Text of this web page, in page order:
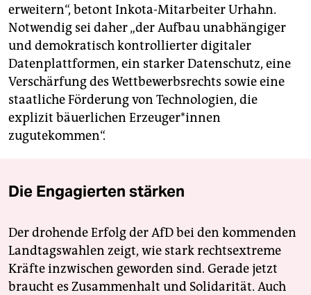
erweitern“, betont Inkota-Mitarbeiter Urhahn.
Notwendig sei daher „der Aufbau unabhängiger
und demokratisch kontrollierter digitaler
Datenplattformen, ein starker Datenschutz, eine
Verschärfung des Wettbewerbsrechts sowie eine
staatliche Förderung von Technologien, die
explizit bäuerlichen Erzeuger*innen
zugutekommen“.
Die Engagierten stärken
Der drohende Erfolg der AfD bei den kommenden
Landtagswahlen zeigt, wie stark rechtsextreme
Kräfte inzwischen geworden sind. Gerade jetzt
braucht es Zusammenhalt und Solidarität. Auch